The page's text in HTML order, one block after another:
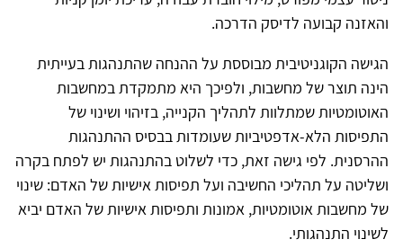
והאזנה קבועה לדיסק הדרכה.
הגישה הקוגניטיבית מבוססת על ההנחה שהתנהגות בעייתית
הינה תוצר של מחשבות, ולפיכך היא מתמקדת במחשבות
האוטומטיות שמתלוות לתהליך הקנייה, בזיהוי ושינוי של
התפיסות הלא-אדפטיביות שעומדות בבסיס ההתנהגות
ההרסנית. לפי גישה זאת, כדי לשלוט בהתנהגות יש לפתח בקרה
ושליטה על תהליכי החשיבה ועל תפיסות אישיות של האדם: שינוי
של מחשבות אוטומטיות, אמונות ותפיסות אישיות של האדם יביא
לשינוי התנהגותי.